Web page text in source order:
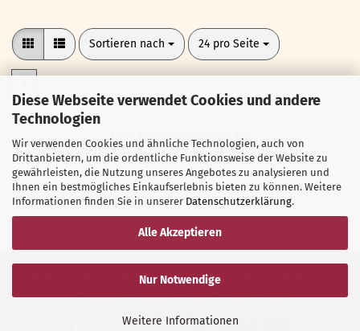
Diese Webseite verwendet Cookies und andere
Technologien
Wir verwenden Cookies und ähnliche Technologien, auch von
Drittanbietern, um die ordentliche Funktionsweise der Website zu
gewährleisten, die Nutzung unseres Angebotes zu analysieren und
Ihnen ein bestmögliches Einkaufserlebnis bieten zu können. Weitere
Informationen finden Sie in unserer Datenschutzerklärung.
Alle Akzeptieren
Nur Notwendige
Weitere Informationen
Sortieren nach
Sortieren nach 24 pro Seite
pro Seite
1 16(von insgesamt 16
Datenschutz Kontakt
Versand- & Zahlung
Cookie Einstellungen
Webshop erstellenmit Gambio.de © 2026